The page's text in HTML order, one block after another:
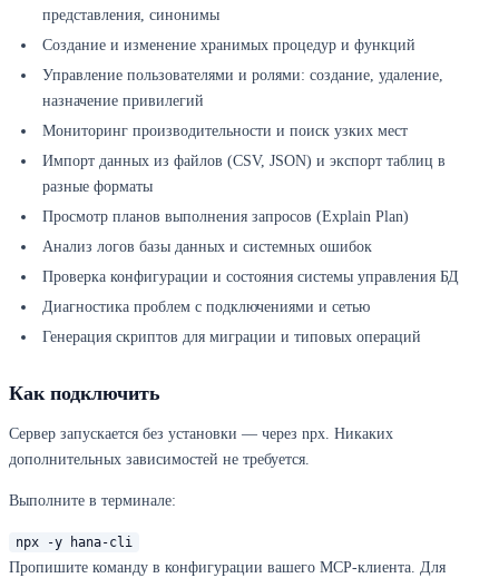
представления, синонимы
Создание и изменение хранимых процедур и функций
Управление пользователями и ролями: создание, удаление,
назначение привилегий
Мониторинг производительности и поиск узких мест
Импорт данных из файлов (CSV, JSON) и экспорт таблиц в
разные форматы
Просмотр планов выполнения запросов (Explain Plan)
Анализ логов базы данных и системных ошибок
Проверка конфигурации и состояния системы управления БД
Диагностика проблем с подключениями и сетью
Генерация скриптов для миграции и типовых операций
Как подключить
Сервер запускается без установки — через npx. Никаких
дополнительных зависимостей не требуется.
Выполните в терминале:
npx -y hana-cli
Пропишите команду в конфигурации вашего MCP-клиента. Для